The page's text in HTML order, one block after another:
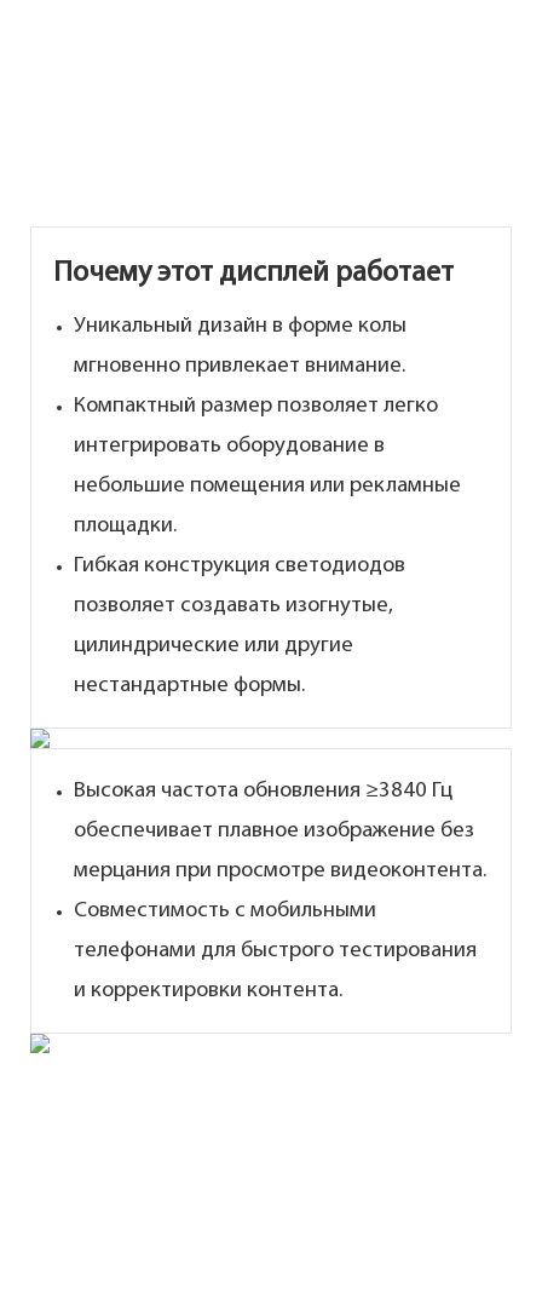
Почему этот дисплей работает
Уникальный дизайн в форме колы
мгновенно привлекает внимание.
Компактный размер позволяет легко
интегрировать оборудование в
небольшие помещения или рекламные
площадки.
Гибкая конструкция светодиодов
позволяет создавать изогнутые,
цилиндрические или другие
нестандартные формы.
Высокая частота обновления ≥3840 Гц
обеспечивает плавное изображение без
мерцания при просмотре видеоконтента.
Совместимость с мобильными
телефонами для быстрого тестирования
и корректировки контента.